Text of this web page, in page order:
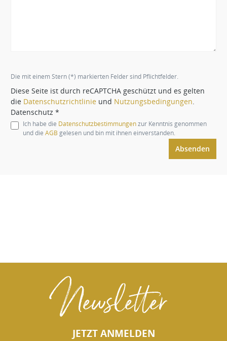
Die mit einem Stern (*) markierten Felder sind Pflichtfelder.
Diese Seite ist durch reCAPTCHA geschützt und es gelten
die Datenschutzrichtlinie und Nutzungsbedingungen
Datenschutz *
Ich habe die Datenschutzbestimmungenzur Kenntnis genommen
und die AGB gelesen und bin mit ihnen einverstanden.
Absenden
Newsletter
JETZT ANMELDEN